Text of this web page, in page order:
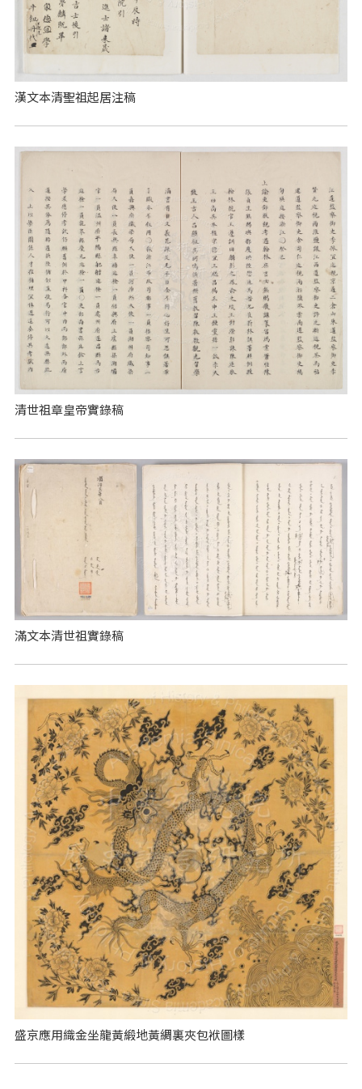
漢文本清聖祖起居注稿
清世祖章皇帝實錄稿
滿文本清世祖實錄稿
盛京應用織金坐龍黃緞地黃綢裏夾包袱圖樣